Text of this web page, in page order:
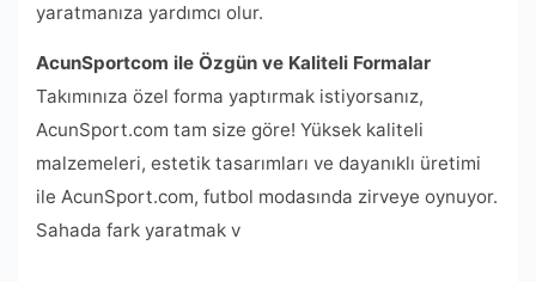
yaratmanıza yardımcı olur.
AcunSportcom ile Özgün ve Kaliteli Formalar
Takımınıza özel forma yaptırmak istiyorsanız,
AcunSport.com tam size göre! Yüksek kaliteli
malzemeleri, estetik tasarımları ve dayanıklı üretimi
ile AcunSport.com, futbol modasında zirveye oynuyor.
Sahada fark yaratmak v